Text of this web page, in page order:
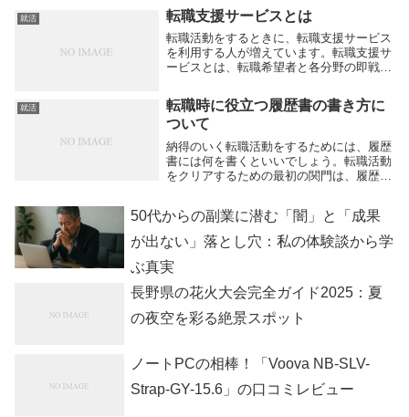
ぐためではありますが、それだけに終始す
るものではありません。一生の中で、仕事
が占める割合...
就活 転職支援サービスとは
転職活動をするときに、転職支援サービス
を利用する人が増えています。転職支援サ
ービスとは、転職希望者と各分野の即戦力
事を探している人に対しては、転職支援サ
ービスのキャリアコンサルタントが相談に
乗ってくれま...
就活
転職時に役立つ履歴書の書き方に
ついて
納得のいく転職活動をするためには、履歴
書には何を書くといいでしょう。転職活動
をクリアするための最初の関門は、履歴書
まくいきません。会社に行く前の段階で、
履歴書審査で...
50代からの副業に潜む「闇」と「成果
が出ない」落とし穴：私の体験談から学
ぶ真実
長野県の花火大会完全ガイド2025：夏
の夜空を彩る絶景スポット
ノートPCの相棒！「Voova NB-SLV-
Strap-GY-15.6」の口コミレビュー